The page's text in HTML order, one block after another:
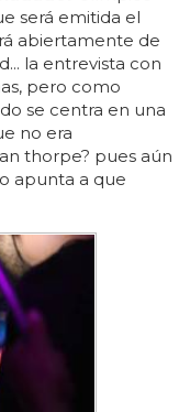
será emitida el
abiertamente de
la entrevista con
pero como
se centra en una
no era
thorpe? pues aún
apunta a que